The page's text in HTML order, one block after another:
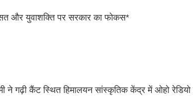
और युवाशक्ति पर सरकार का फोकस*
ने गढ़ी कैंट स्थित हिमालयन सांस्कृतिक केंद्र में ओहो